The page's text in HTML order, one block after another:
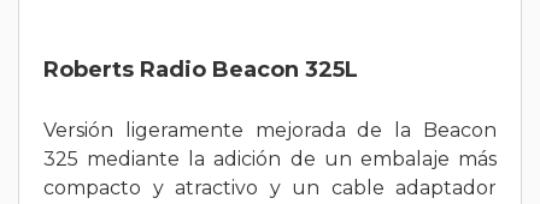
Roberts Radio Beacon 325L
Versión ligeramente mejorada de la Beacon
325 mediante la adición de un embalaje más
compacto y atractivo y un cable adaptador